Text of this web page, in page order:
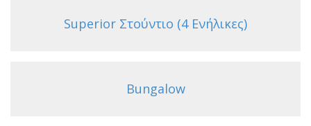
Superior Στούντιο (4 Ενήλικες)
Bungalow